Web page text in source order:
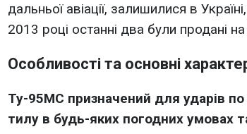
дальньої авіації, залишилися в
2013 році останні два були продані
Особливості та основні
Ту-95МС призначений для ударів по
тилу в будь-яких погодних умовах